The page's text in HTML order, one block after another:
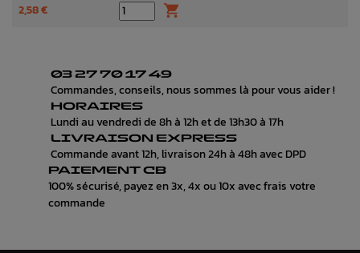
2,58 € 
03 27 70 17 49
Commandes, conseils, nous sommes là pour vous aider !
HORAIRES
Lundi au vendredi de 8h à 12h et de 13h30 à 17h
LIVRAISON EXPRESS
Commande avant 12h, livraison 24h à 48h avec DPD
PAIEMENT CB
100% sécurisé, payez en 3x, 4x ou 10x avec frais votre
commande